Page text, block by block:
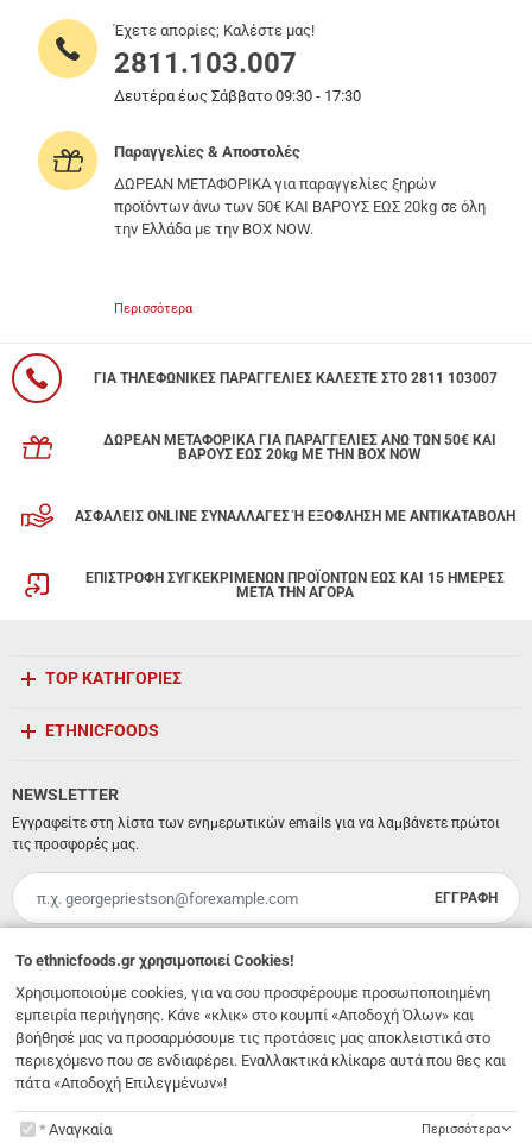
Έχετε απορίες; Καλέστε μας!
2811.103.007
Δευτέρα έως Σάββατο 09:30 - 17:30
Παραγγελίες & Αποστολές
ΔΩΡΕΑΝ ΜΕΤΑΦΟΡΙΚΑ για παραγγελίες ξηρών
προϊόντων άνω των 50€ ΚΑΙ ΒΑΡΟΥΣ ΕΩΣ 20kg σε όλη
την Ελλάδα με την BOX NOW.
Περισσότερα
ΓΙΑ ΤΗΛΕΦΩΝΙΚΕΣ ΠΑΡΑΓΓΕΛΙΕΣ ΚΑΛΕΣΤΕ ΣΤΟ 2811 103007
ΔΩΡΕΑΝ ΜΕΤΑΦΟΡΙΚΑ ΓΙΑ ΠΑΡΑΓΓΕΛΙΕΣ ΑΝΩ ΤΩΝ 50€ ΚΑΙ
ΒΑΡΟΥΣ ΕΩΣ 20kg ΜΕ ΤΗΝ BOX NOW
ΑΣΦΑΛΕΙΣ ONLINE ΣΥΝΑΛΛΑΓΕΣ Ή ΕΞΟΦΛΗΣΗ ΜΕ ΑΝΤΙΚΑΤΑΒΟΛΗ
ΕΠΙΣΤΡΟΦΗ ΣΥΓΚΕΚΡΙΜΕΝΩΝ ΠΡΟΪΟΝΤΩΝ ΕΩΣ ΚΑΙ 15 ΗΜΕΡΕΣ
ΜΕΤΑ ΤΗΝ ΑΓΟΡΑ
Λ. 62 Μαρτύρων 231,Ηράκλειο Κρήτης, Νότιο Αιγαίο,Τ.Κ. 71303 Ελλάδα
info@ethnicfoods.gr 2811.103.007
Ωράριο φυσικού καταστήματος: Δευτέρα, Τρίτη, Τετάρτη & Σάββατο 09:30 - 18:00, Πέμπτη,
Παρασκευή 09:30 - 21:00
TOP ΚΑΤΗΓΟΡΙΕΣ
ETHNICFOODS
NEWSLETTER
Εγγραφείτε στη λίστα των ενημερωτικών emails για να λαμβάνετε πρώτοι
τις προσφορές μας.
Email
ΕΓΓΡΑΦΗ
Έχω διαβάσει κι αποδέχομαι τουςόρους χρήσης
To ethnicfoods.gr χρησιμοποιεί Cookies!
Χρησιμοποιούμε cookies, για να σου προσφέρουμε προσωποποιημένη
εμπειρία περιήγησης. Κάνε «κλικ» στο κουμπί «Αποδοχή Όλων» και
βοήθησέ μας να προσαρμόσουμε τις προτάσεις μας αποκλειστικά στο
περιεχόμενο που σε ενδιαφέρει. Εναλλακτικά κλίκαρε αυτά που θες και
πάτα «Αποδοχή Επιλεγμένων»!
Toethnicfoods.gr χρησιμοποιεί Cookies!
Αναγκαία Περισσότερα